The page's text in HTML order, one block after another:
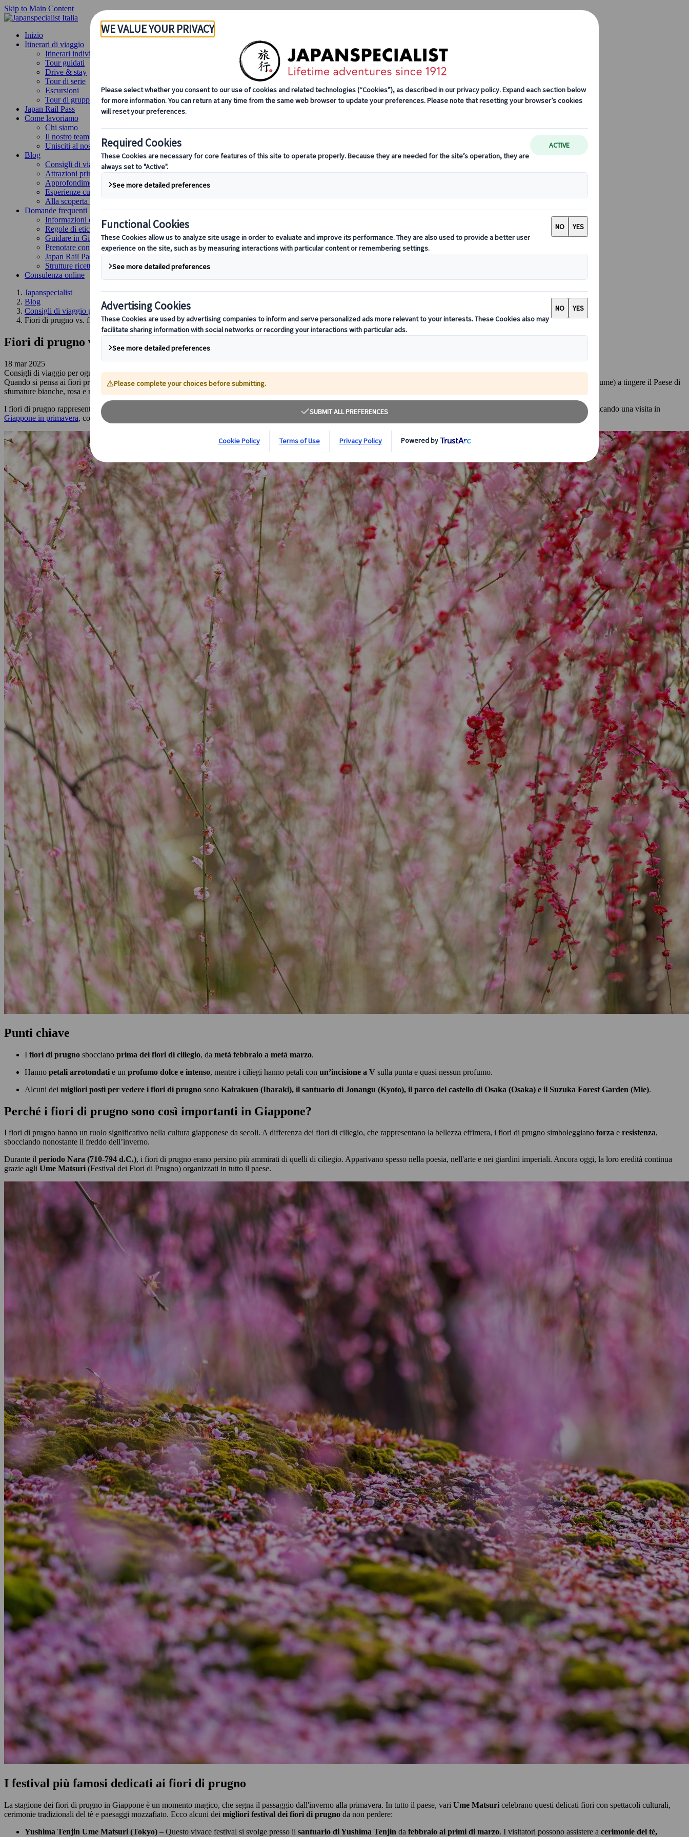
Skip to Main Content
Inizio
Itinerari di viaggio
Itinerari individuali
Tour guidati
Drive & stay
Tour di serie
Escursioni
Tour di gruppo su misura
Japan Rail Pass
Come lavoriamo
Chi siamo
Il nostro team
Unisciti al nostro team
Blog
Consigli di viaggio per ogni stagione
Attrazioni principali
Approfondimenti culturali
Esperienze culinarie
Alla scoperta del Giappone in treno
Domande frequenti
Informazioni essenziali
Regole di etichetta
Guidare in Giappone
Prenotare con noi
Japan Rail Pass
Strutture ricettive
Consulenza online
Japanspecialist
Blog
Consigli di viaggio per ogni stagione
Fiori di prugno vs. fiori di ciliegio: come riconoscerli e i migliori posti per vederli in Giappone
Fiori di prugno vs. fiori di ciliegio: come riconoscerli e i migliori posti per vederli in Giappone
18 mar 2025
Consigli di viaggio per ogni stagione
Quando si pensa ai fiori primaverili simbolo del Giappone, i ciliegi (sakura) sono senza dubbio i protagonisti. Tuttavia, prima dell’arrivo della stagione dei sakura, sono i fiori di prugno (ume) a tingere il Paese di
sfumature bianche, rosa e magenta intenso. Questi fiori, delicati ma resistenti, sbocciano alla fine dell'inverno, annunciando l’arrivo della primavera.
I fiori di prugno rappresentano perseveranza, rinascita e buona fortuna nella cultura giapponese. Da secoli ispirano poeti, artisti e visitatori dei festival in tutto il Giappone. Se state pianificando una visita in
Giappone in primavera, conoscere le differenze tra
Punti chiave
I fiori di prugno sbocciano prima dei fiori di ciliegio, da metà febbraio a metà marzo.
Hanno petali arrotondati e un profumo dolce e intenso, mentre i ciliegi hanno petali con un’incisione a V sulla punta e quasi nessun profumo.
Alcuni dei migliori posti per vedere i fiori di prugno sono Kairakuen (Ibaraki), il santuario di Jonangu (Kyoto), il parco del castello di Osaka (Osaka) e il Suzuka Forest Garden (Mie).
Perché i fiori di prugno sono così importanti in Giappone?
I fiori di prugno hanno un ruolo significativo nella cultura giapponese da secoli. A differenza dei fiori di ciliegio, che rappresentano la bellezza effimera, i fiori di prugno simboleggiano forza e resistenza,
sbocciando nonostante il freddo dell’inverno.
Durante il periodo Nara (710-794 d.C.), i fiori di prugno erano persino più ammirati di quelli di ciliegio. Apparivano spesso nella poesia, nell'arte e nei giardini imperiali. Ancora oggi, la loro eredità continua
grazie agli Ume Matsuri (Festival dei Fiori di Prugno) organizzati in tutto il paese.
I festival più famosi dedicati ai fiori di prugno
La stagione dei fiori di prugno in Giappone è un momento magico, che segna il passaggio dall'inverno alla primavera. In tutto il paese, vari Ume Matsuri celebrano questi delicati fiori con spettacoli culturali,
cerimonie tradizionali del tè e paesaggi mozzafiato. Ecco alcuni dei migliori festival dei fiori di prugno da non perdere:
Yushima Tenjin Ume Matsuri (Tokyo) – Questo vivace festival si svolge presso il santuario di Yushima Tenjin da febbraio ai primi di marzo. I visitatori possono assistere a cerimonie del tè,